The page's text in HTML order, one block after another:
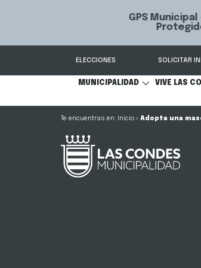
GPS Municipal –
Protegido
ELECCIONES SOLICITAR
MUNICIPALIDAD VIVE LAS
Inicio » Adopta una